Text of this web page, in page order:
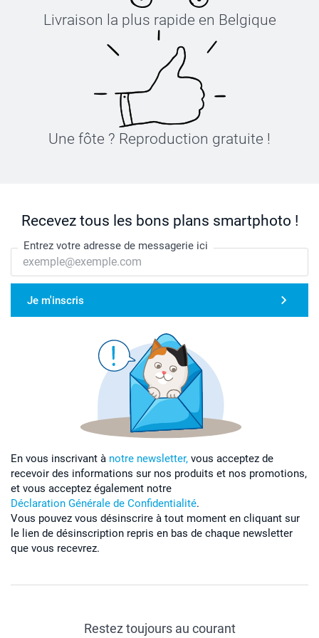
Livraison la plus rapide en Belgique
Une fôte ? Reproduction gratuite !
Recevez tous les bons plans smartphoto !
Entrez votre adresse de messagerie ici
Je m'inscris
En vous inscrivant à notre newsletter, vous acceptez de
recevoir des informations sur nos produits et nos promotions,
et vous acceptez également notre
Déclaration Générale de Confidentialité.
Vous pouvez vous désinscrire à tout moment en cliquant sur
le lien de désinscription repris en bas de chaque newsletter
que vous recevrez.
Restez toujours au courant